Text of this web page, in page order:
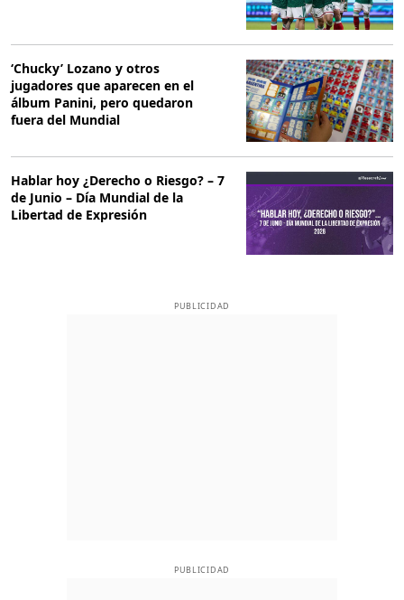
‘Chucky’ Lozano y otros
jugadores que aparecen en el
álbum Panini, pero quedaron
fuera del Mundial
Hablar hoy ¿Derecho o Riesgo? – 7
de Junio – Día Mundial de la
Libertad de Expresión
PUBLICIDAD
PUBLICIDAD